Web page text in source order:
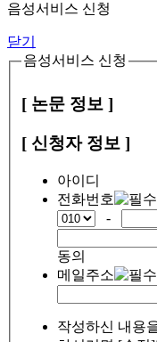
음성서비스 신청
닫기
음성서비스 신청
[ 논문 정보 ]
[ 신청자 정보 ]
아이디
전화번호
-
동의
메일주소
작성하신 내용